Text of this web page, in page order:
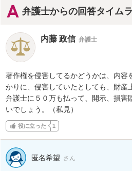
弁護士からの回答タイム
内藤 政信 弁護士
著作権を侵害してるかどうかは、内容
かりに、侵害していたとしても、財産
弁護士に５０万も払って、開示、損害
いでしょう。（私見）
役に立った 1
匿名希望 さん